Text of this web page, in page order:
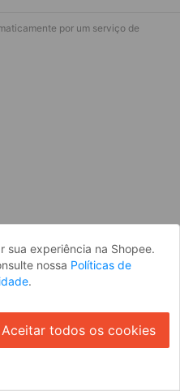
Faça login
por um serviço de
sua experiência na Shopee.
nossa Políticas de
.
Aceitar todos os cookies